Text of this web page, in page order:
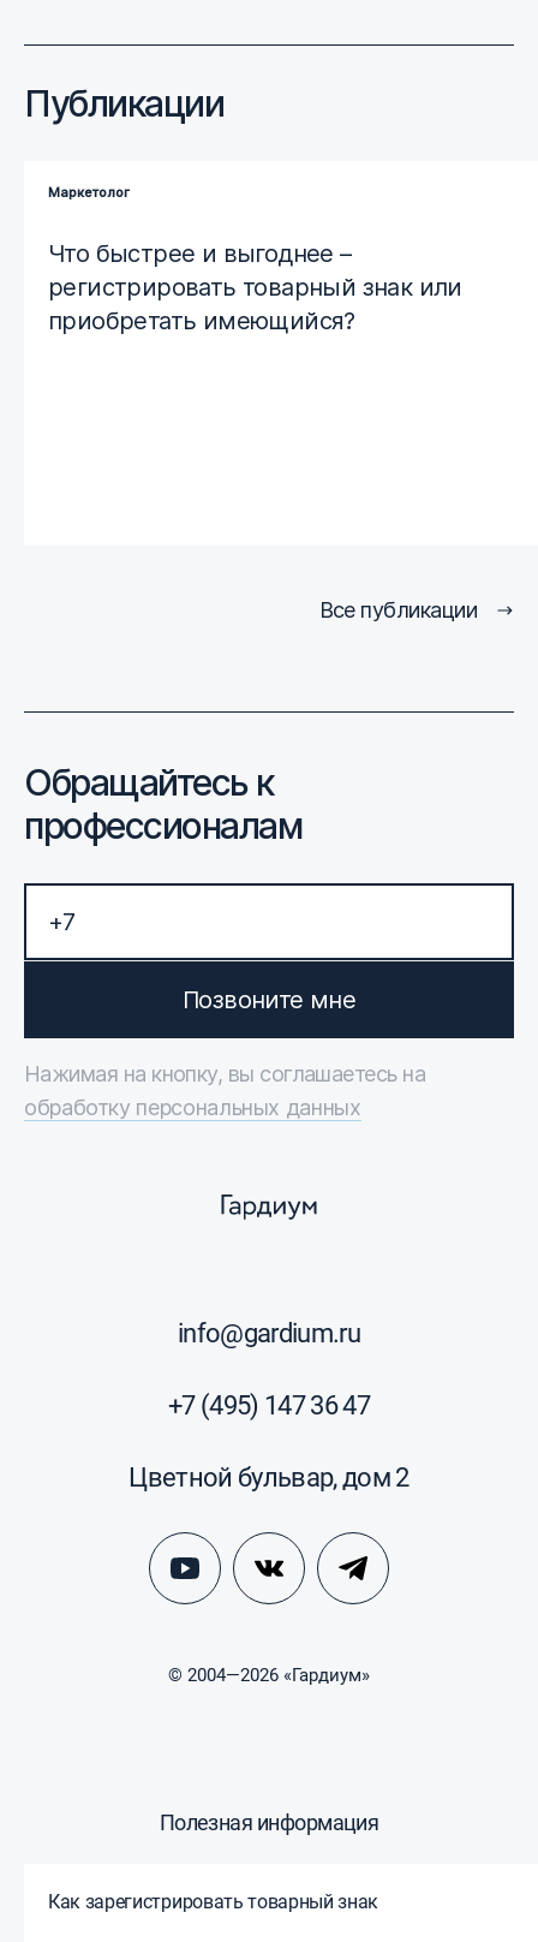
Публикации
Маркетолог
Что быстрее и выгоднее –
регистрировать товарный знак или
приобретать имеющийся?
Все публикации
Обращайтесь к
профессионалам
Позвоните мне
Нажимая на кнопку, вы соглашаетесь на
обработку персональных данных
info@gardium.ru
+7 (495) 147 36 47
Цветной бульвар, дом 2
© 2004—2026 «Гардиум»
Полезная информация
Как зарегистрировать товарный знак